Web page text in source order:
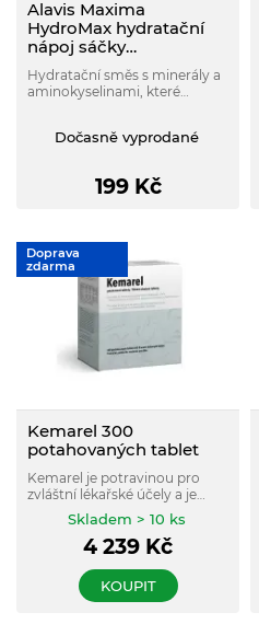
Alavis Maxima
HydroMax hydratační
nápoj sáčky
limetka/máta 10x8 g
Hydratační směs s minerály a
aminokyselinami, které
svalů – bez zbytečného cukru!
Dočasně vyprodané
199Kč
Doprava
zdarma
Kemarel 300
potahovaných tablet
Kemarel je potravinou pro
zvláštní lékařské účely a je
určen k dietnímu postupu při
poruchách ledvin.
Skladem > 10 ks
4 239 Kč
KOUPIT